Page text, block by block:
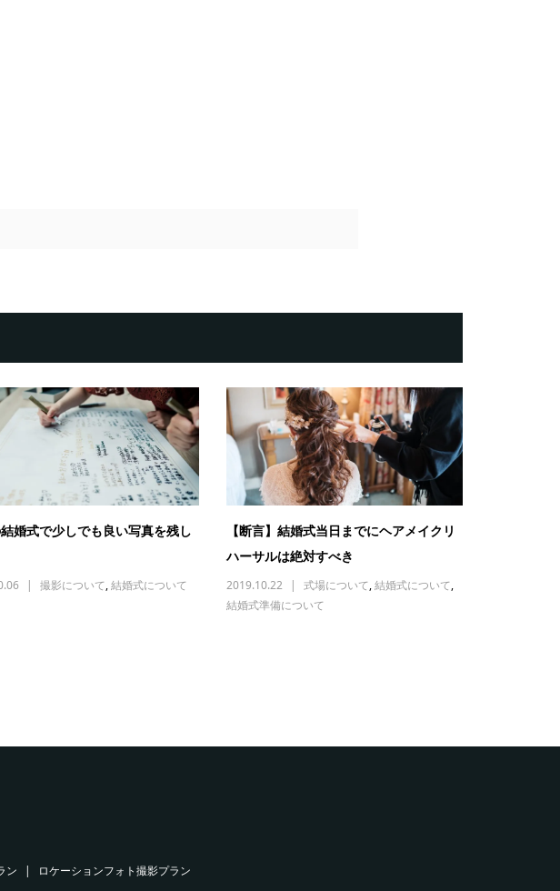
婚式で少しでも良い写真を残し
撮影について,結婚式について
【断言】結婚式当日までにヘアメイクリ
ハーサルは絶対すべき
2019.10.22 式場について,結婚式について,
結婚式準備について
ン ロケーションフォト撮影プラン